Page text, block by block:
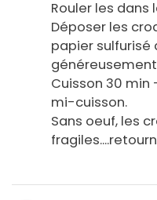
Rouler les dans
Déposer les
papier sulfurisé
Cuisson 30
mi-cuisson.
Sans oeuf, les